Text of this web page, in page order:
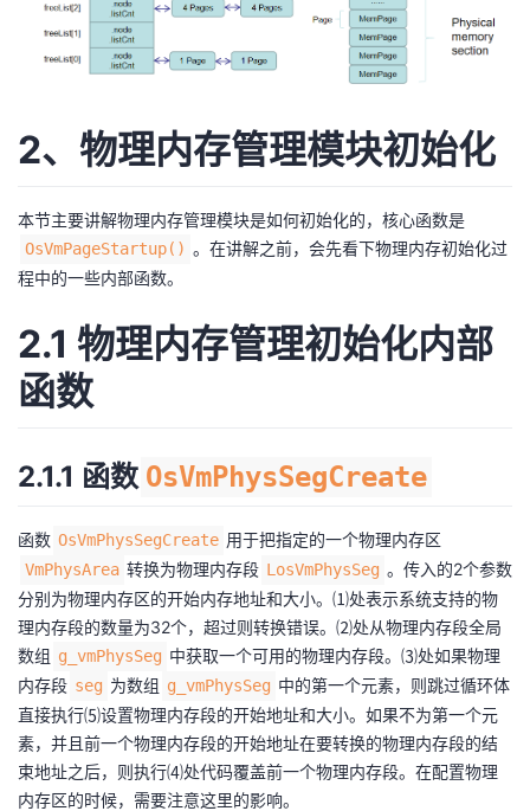
2、物理内存管理模块初始化
本节主要讲解物理内存管理模块是如何初始化的，核心函数是
OsVmPageStartup() 。在讲解之前，会先看下物理内存初始化过
程中的一些内部函数。
2.1 物理内存管理初始化内部
函数
2.1.1 函数 OsVmPhysSegCreate
函数 OsVmPhysSegCreate 用于把指定的一个物理内存区
VmPhysArea 转换为物理内存段 LosVmPhysSeg 。传入的2个参数
分别为物理内存区的开始内存地址和大小。⑴处表示系统支持的物
理内存段的数量为32个，超过则转换错误。⑵处从物理内存段全局
数组 g_vmPhysSeg 中获取一个可用的物理内存段。⑶处如果物理
内存段 seg 为数组 g_vmPhysSeg 中的第一个元素，则跳过循环体
直接执行⑸设置物理内存段的开始地址和大小。如果不为第一个元
素，并且前一个物理内存段的开始地址在要转换的物理内存段的结
束地址之后，则执行⑷处代码覆盖前一个物理内存段。在配置物理
内存区的时候，需要注意这里的影响。